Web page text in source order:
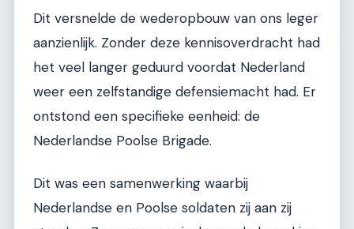
Dit versnelde de wederopbouw van ons leger
aanzienlijk. Zonder deze kennisoverdracht had
het veel langer geduurd voordat Nederland
weer een zelfstandige defensiemacht had. Er
ontstond een specifieke eenheid: de
Nederlandse Poolse Brigade.
Dit was een samenwerking waarbij
Nederlandse en Poolse soldaten zij aan zij